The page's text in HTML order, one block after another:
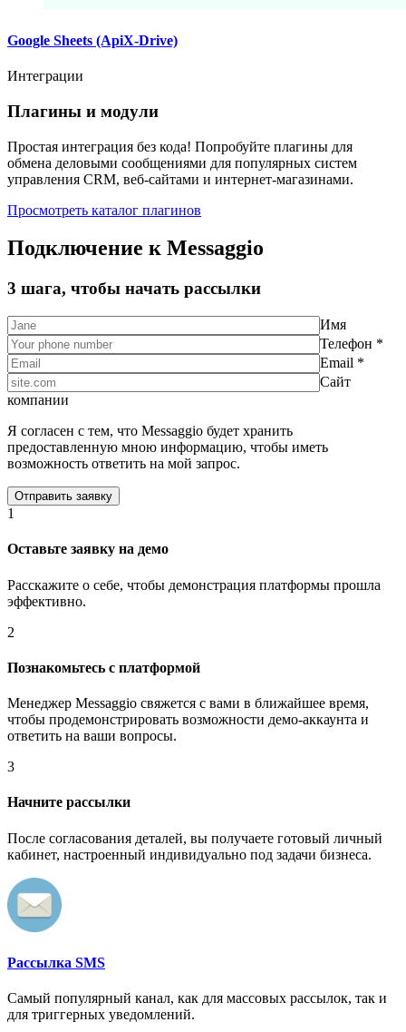
Google Sheets (ApiX-Drive)
Интеграции
Плагины и модули
Простая интеграция без кода! Попробуйте плагины для
обмена деловыми сообщениями для популярных систем
управления CRM, веб-сайтами и интернет-магазинами.
Просмотреть каталог плагинов
Подключение к Messaggio
3 шага, чтобы начать рассылки
Имя
Телефон *
Email *
Сайт
компании
Я согласен с тем, что Messaggio будет хранить
предоставленную мною информацию, чтобы иметь
возможность ответить на мой запрос.
1
Оставьте заявку на демо
Расскажите о себе, чтобы демонстрация платформы прошла
эффективно.
2
Познакомьтесь с платформой
Менеджер Messaggio свяжется с вами в ближайшее время,
чтобы продемонстрировать возможности демо-аккаунта и
ответить на ваши вопросы.
3
Начните рассылки
После согласования деталей, вы получаете готовый личный
кабинет, настроенный индивидуально под задачи бизнеса.
Рассылка SMS
Самый популярный канал, как для массовых рассылок, так и
для триггерных уведомлений.